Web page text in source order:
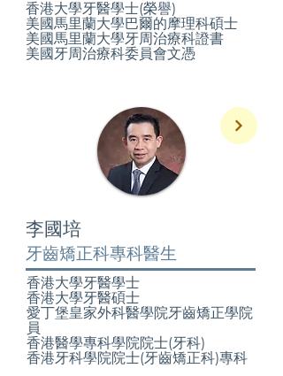
香港大學牙醫學士(榮譽)
美國馬里蘭大學巴爾的摩理科碩士
美國馬里蘭大學牙周治療科證書
美國牙周治療科委員會文憑
李國培
牙齒矯正科專科醫生
香港大學牙醫學士
香港大學牙醫碩士
愛丁堡皇家外科醫學院牙齒矯正學院
員
香港醫學專科學院院士(牙科)
香港牙科學院院士(牙齒矯正科)專科